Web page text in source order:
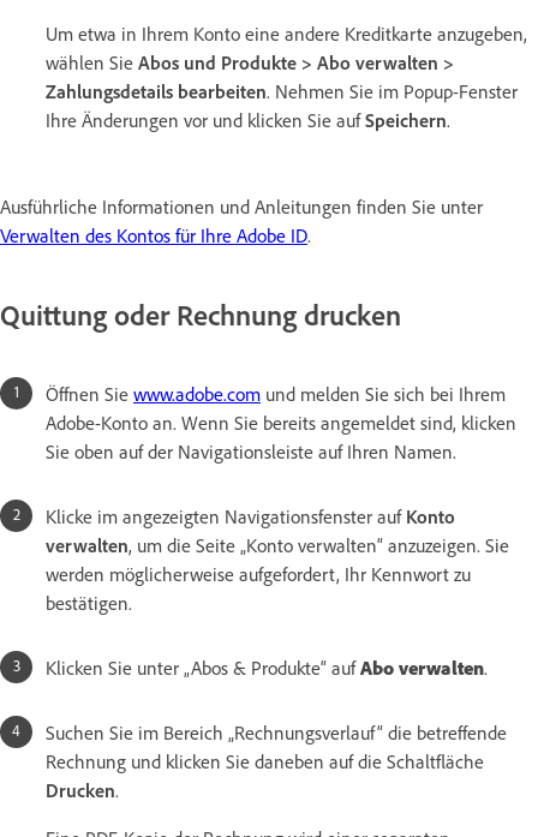
Um etwa in Ihrem Konto eine andere Kreditkarte anzugeben,
wählen Sie Abos und Produkte > Abo verwalten >
Zahlungsdetails bearbeiten. Nehmen Sie im Popup-Fenster
Ihre Änderungen vor und klicken Sie aufSpeichern.
Ausführliche Informationen und Anleitungen finden Sie unter
Verwalten des Kontos für Ihre Adobe ID.
Quittung oder Rechnung drucken
Öffnen Sie www.adobe.com und melden Sie sich bei Ihrem
Adobe-Konto an. Wenn Sie bereits angemeldet sind, klicken
Sie oben auf der Navigationsleiste auf Ihren Namen.
Klicke im angezeigten Navigationsfenster auf Konto
verwalten, um die Seite „Konto verwalten“ anzuzeigen. Sie
werden möglicherweise aufgefordert, Ihr Kennwort zu
bestätigen.
Klicken Sie unter „Abos & Produkte“ aufAbo verwalten.
Suchen Sie im Bereich „Rechnungsverlauf“ die betreffende
Rechnung und klicken Sie daneben auf die Schaltfläche
Drucken.